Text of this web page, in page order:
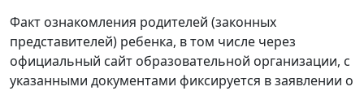
Факт ознакомления родителей (законных
представителей) ребенка, в том числе через
официальный сайт образовательной организации, с
указанными документами фиксируется в заявлении о